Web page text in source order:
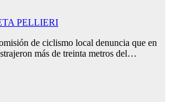
PELLIERI
de ciclismo local denuncia que en
más de treinta metros del…